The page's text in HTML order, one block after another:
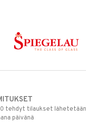
tehdyt tilaukset lähetetään
päivänä